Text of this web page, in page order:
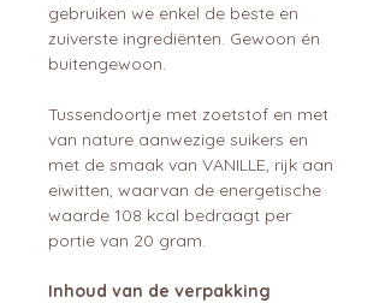
gebruiken we enkel de beste en
zuiverste ingrediënten. Gewoon én
buitengewoon.
Tussendoortje met zoetstof en met
van nature aanwezige suikers en
met de smaak van VANILLE, rijk aan
eiwitten, waarvan de energetische
waarde 108 kcal bedraagt per
portie van 20 gram.
Inhoud van de verpakking